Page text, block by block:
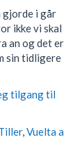
gjorde i går
ikke vi skal
an og det er
sin tidligere
tilgang til
,Vuelta a